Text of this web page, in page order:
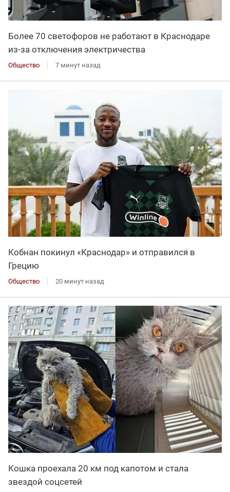
Более 70 светофоров не работают в Краснодаре
из-за отключения электричества
Общество 7 минут назад
Кобнан покинул «Краснодар» и отправился в
Грецию
Общество 20 минут назад
Кошка проехала 20 км под капотом и стала
звездой соцсетей